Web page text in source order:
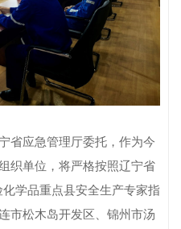
省应急管理厅委托，作为今
织单位，将严格按照辽宁省
学品重点县安全生产专家指
市松木岛开发区、锦州市汤